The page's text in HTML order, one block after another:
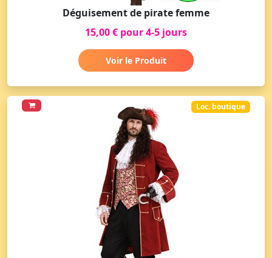
Déguisement de pirate femme
15,00 € pour 4-5 jours
Voir le Produit
Loc. boutique